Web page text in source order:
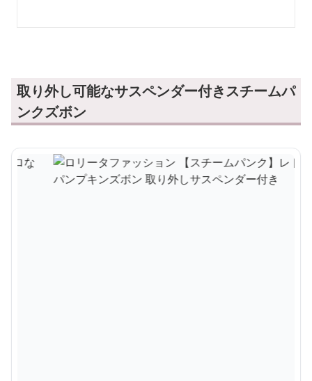
取り外し可能なサスペンダー付きスチームパ
ンクズボン